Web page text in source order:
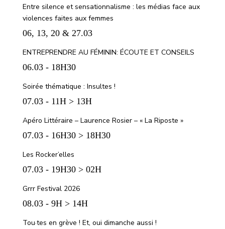
Entre silence et sensationnalisme : les médias face aux
violences faites aux femmes
06, 13, 20 & 27.03
ENTREPRENDRE AU FÉMININ: ÉCOUTE ET CONSEILS
06.03 - 18H30
Soirée thématique : Insultes !
07.03 - 11H > 13H
Apéro Littéraire – Laurence Rosier – « La Riposte »
07.03 - 16H30 > 18H30
Les Rocker’elles
07.03 - 19H30 > 02H
Grrr Festival 2026
08.03 - 9H > 14H
Tou·tes en grève ! Et, oui dimanche aussi !